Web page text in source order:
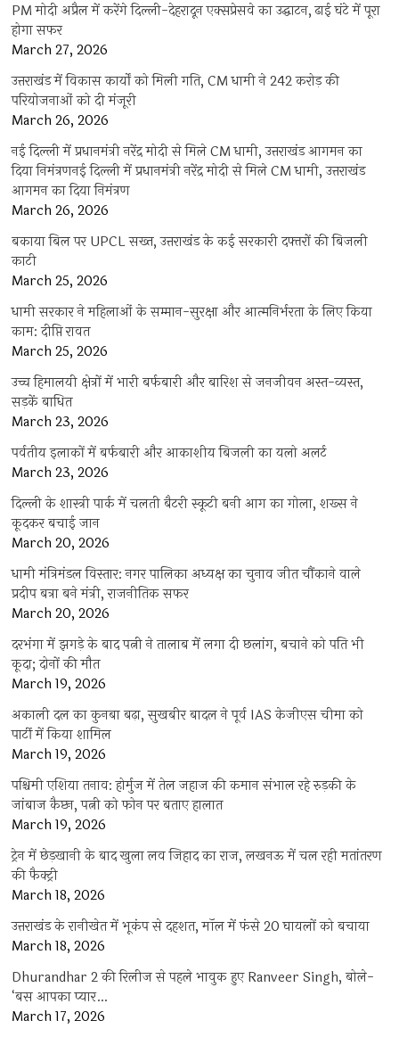
PM मोदी अप्रैल में करेंगे दिल्ली-देहरादून एक्सप्रेसवे का उद्घाटन, ढाई घंटे में पूरा
होगा सफर
March 27, 2026
उत्तराखंड में विकास कार्यों को मिली गति, CM धामी ने 242 करोड़ की
परियोजनाओं को दी मंजूरी
March 26, 2026
नई दिल्ली में प्रधानमंत्री नरेंद्र मोदी से मिले CM धामी, उत्तराखंड आगमन का
दिया निमंत्रणनई दिल्ली में प्रधानमंत्री नरेंद्र मोदी से मिले CM धामी, उत्तराखंड
आगमन का दिया निमंत्रण
March 26, 2026
बकाया बिल पर UPCL सख्त, उत्तराखंड के कई सरकारी दफ्तरों की बिजली
काटी
March 25, 2026
धामी सरकार ने महिलाओं के सम्मान-सुरक्षा और आत्मनिर्भरता के लिए किया
काम: दीप्ति रावत
March 25, 2026
उच्च हिमालयी क्षेत्रों में भारी बर्फबारी और बारिश से जनजीवन अस्त-व्यस्त,
सड़कें बाधित
March 23, 2026
पर्वतीय इलाकों में बर्फबारी और आकाशीय बिजली का यलो अलर्ट
March 23, 2026
दिल्ली के शास्त्री पार्क में चलती बैटरी स्कूटी बनी आग का गोला, शख्स ने
कूदकर बचाई जान
March 20, 2026
धामी मंत्रिमंडल विस्तार: नगर पालिका अध्यक्ष का चुनाव जीत चौंकाने वाले
प्रदीप बत्रा बने मंत्री, राजनीतिक सफर
March 20, 2026
दरभंगा में झगड़े के बाद पत्नी ने तालाब में लगा दी छलांग, बचाने को पति भी
कूदा; दोनों की मौत
March 19, 2026
अकाली दल का कुनबा बढ़ा, सुखबीर बादल ने पूर्व IAS केजीएस चीमा को
पार्टी में किया शामिल
March 19, 2026
पश्चिमी एशिया तनाव: होर्मुज में तेल जहाज की कमान संभाल रहे रुड़की के
जांबाज कैप्टन, पत्नी को फोन पर बताए हालात
March 19, 2026
ट्रेन में छेड़खानी के बाद खुला लव जिहाद का राज, लखनऊ में चल रही मतांतरण
की फैक्ट्री
March 18, 2026
उत्तराखंड के रानीखेत में भूकंप से दहशत, मॉल में फंसे 20 घायलों को बचाया
March 18, 2026
Dhurandhar 2 की रिलीज से पहले भावुक हुए Ranveer Singh, बोले-
‘बस आपका प्यार…
March 17, 2026